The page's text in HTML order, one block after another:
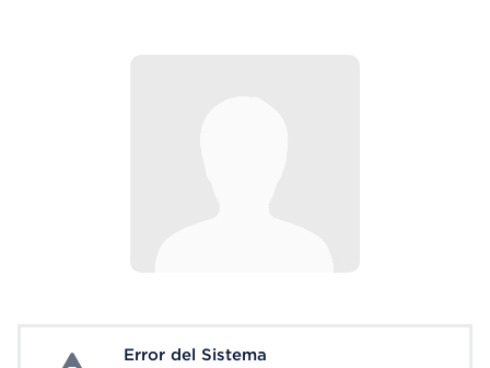
System ErrorError del Sistema